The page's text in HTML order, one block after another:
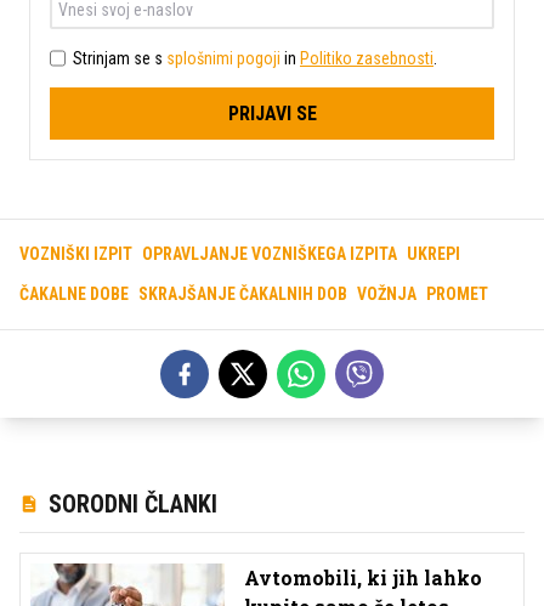
Strinjam se s splošnimi pogoji in Politiko zasebnosti
PRIJAVI SE
VOZNIŠKI IZPIT OPRAVLJANJE VOZNIŠKEGA IZPITA UKREPI
ČAKALNE DOBE SKRAJŠANJE ČAKALNIH DOB VOŽNJA PROMET
SORODNI ČLANKI
Avtomobili, ki jih lahko